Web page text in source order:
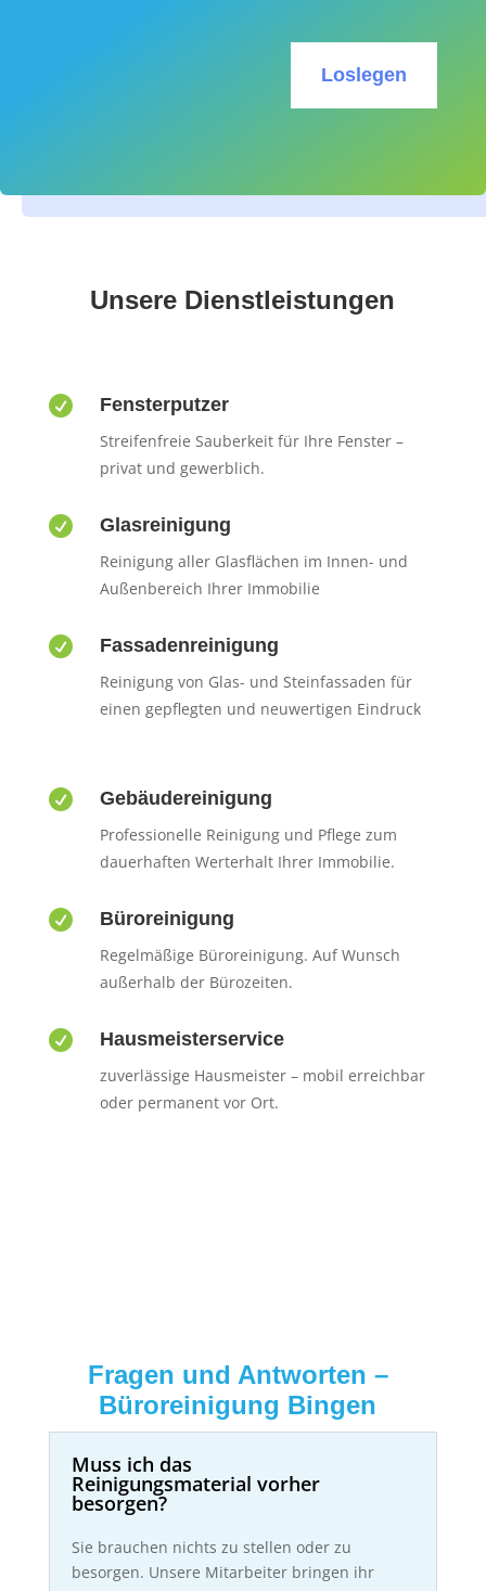
Loslegen
Unsere Dienstleistungen
 Fensterputzer
Streifenfreie Sauberkeit für Ihre Fenster –
privat und gewerblich.
 Glasreinigung
Reinigung aller Glasflächen im Innen- und
Außenbereich Ihrer Immobilie
 Fassadenreinigung
Reinigung von Glas- und Steinfassaden für
einen gepflegten und neuwertigen Eindruck
 Gebäudereinigung
Professionelle Reinigung und Pflege zum
dauerhaften Werterhalt Ihrer Immobilie.
 Büroreinigung
Regelmäßige Büroreinigung. Auf Wunsch
außerhalb der Bürozeiten.
 Hausmeisterservice
zuverlässige Hausmeister – mobil erreichbar
oder permanent vor Ort.
Fragen und Antworten –
Büroreinigung Bingen
Muss ich das
Reinigungsmaterial vorher
besorgen?
Sie brauchen nichts zu stellen oder zu
besorgen. Unsere Mitarbeiter bringen ihr